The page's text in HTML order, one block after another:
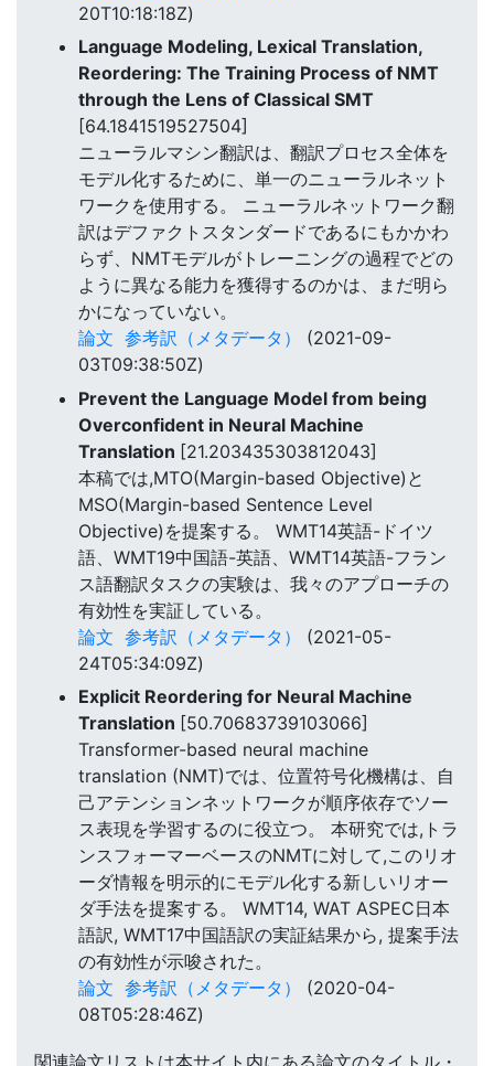
20T10:18:18Z)
Language Modeling, Lexical Translation,
Reordering: The Training Process of NMT
through the Lens of Classical SMT
[64.1841519527504]
ニューラルマシン翻訳は、翻訳プロセス全体を
モデル化するために、単一のニューラルネット
ワークを使用する。 ニューラルネットワーク翻
訳はデファクトスタンダードであるにもかかわ
らず、NMTモデルがトレーニングの過程でどの
ように異なる能力を獲得するのかは、まだ明ら
かになっていない。
論文 参考訳（メタデータ）
(2021-09-
03T09:38:50Z)
Prevent the Language Model from being
Overconfident in Neural Machine
Translation [21.203435303812043]
本稿では,MTO(Margin-based Objective)と
MSO(Margin-based Sentence Level
Objective)を提案する。 WMT14英語-ドイツ
語、WMT19中国語-英語、WMT14英語-フラン
ス語翻訳タスクの実験は、我々のアプローチの
有効性を実証している。
論文 参考訳（メタデータ）
(2021-05-
24T05:34:09Z)
Explicit Reordering for Neural Machine
Translation [50.70683739103066]
Transformer-based neural machine
translation (NMT)では、位置符号化機構は、自
己アテンションネットワークが順序依存でソー
ス表現を学習するのに役立つ。 本研究では,トラ
ンスフォーマーベースのNMTに対して,このリオ
ーダ情報を明示的にモデル化する新しいリオー
ダ手法を提案する。 WMT14, WAT ASPEC日本
語訳, WMT17中国語訳の実証結果から, 提案手法
の有効性が示唆された。
論文 参考訳（メタデータ）
(2020-04-
08T05:28:46Z)